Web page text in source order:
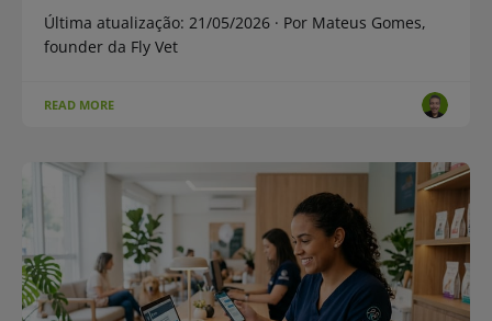
Última atualização: 21/05/2026 · Por Mateus Gomes,
founder da Fly Vet
READ MORE